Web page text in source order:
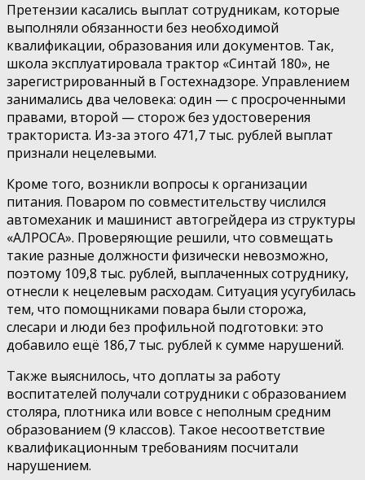
Претензии касались выплат сотрудникам, которые
выполняли обязанности без необходимой
квалификации, образования или документов. Так,
школа эксплуатировала трактор «Синтай 180», не
зарегистрированный в Гостехнадзоре. Управлением
занимались два человека: один — с просроченными
правами, второй — сторож без удостоверения
тракториста. Из-за этого 471,7 тыс. рублей выплат
признали нецелевыми.
Кроме того, возникли вопросы к организации
питания. Поваром по совместительству числился
автомеханик и машинист автогрейдера из структуры
«АЛРОСА». Проверяющие решили, что совмещать
такие разные должности физически невозможно,
поэтому 109,8 тыс. рублей, выплаченных сотруднику,
отнесли к нецелевым расходам. Ситуация усугубилась
тем, что помощниками повара были сторожа,
слесари и люди без профильной подготовки: это
добавило ещё 186,7 тыс. рублей к сумме нарушений.
Также выяснилось, что доплаты за работу
воспитателей получали сотрудники с образованием
столяра, плотника или вовсе с неполным средним
образованием (9 классов). Такое несоответствие
квалификационным требованиям посчитали
нарушением.